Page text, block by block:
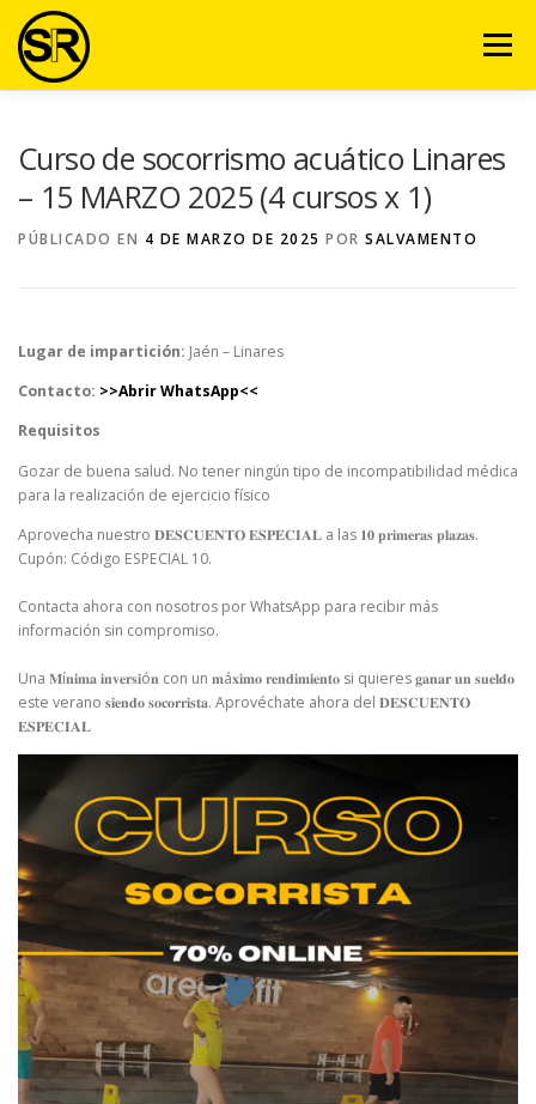
Saltar
contenido
Menú
Curso de socorrismo acuático Linares
– 15 MARZO 2025 (4 cursos x 1)
PÚBLICADO EN 4 DE MARZO DE 2025 POR SALVAMENTO
Lugar de impartición: Jaén – Linares
Contacto: >>Abrir WhatsApp<<
Requisitos
Gozar de buena salud. No tener ningún tipo de incompatibilidad médica
para la realización de ejercicio físico
Aprovecha nuestro 𝐃𝐄𝐒𝐂𝐔𝐄𝐍𝐓𝐎 𝐄𝐒𝐏𝐄𝐂𝐈𝐀𝐋 a las 𝟏𝟎 𝐩𝐫𝐢𝐦𝐞𝐫𝐚𝐬 𝐩𝐥𝐚𝐳𝐚𝐬. ⁣
Cupón: Código ESPECIAL 10. ⁣
Contacta ahora con nosotros por WhatsApp para recibir más
información sin compromiso. ⁣
Una 𝐌í𝐧𝐢𝐦𝐚 𝐢𝐧𝐯𝐞𝐫𝐬𝐢ó𝐧 con un 𝐦á𝐱𝐢𝐦𝐨 𝐫𝐞𝐧𝐝𝐢𝐦𝐢𝐞𝐧𝐭𝐨 si quieres 𝐠𝐚𝐧𝐚𝐫 𝐮𝐧 𝐬𝐮𝐞𝐥𝐝𝐨
este verano 𝐬𝐢𝐞𝐧𝐝𝐨 𝐬𝐨𝐜𝐨𝐫𝐫𝐢𝐬𝐭𝐚. Aprovéchate ahora del 𝐃𝐄𝐒𝐂𝐔𝐄𝐍𝐓𝐎
𝐄𝐒𝐏𝐄𝐂𝐈𝐀𝐋⁣